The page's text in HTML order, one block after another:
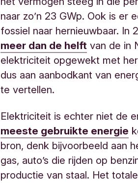
naar zo’n 23 GWp. Ook is er
fossiel naar hernieuwbaar.
meer dan de helft van de in
elektriciteit opgewekt met
dus aan aanbodkant van
te vertellen.
Elektriciteit is echter niet de
meeste gebruikte energie
bron, denk bijvoorbeeld aan
gas, auto’s die rijden op
productie van staal. Het